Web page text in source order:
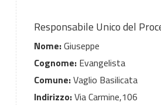
Responsabile Unico del
Nome:Giuseppe
Cognome:Evangelista
Comune:Vaglio Basilicata
Indirizzo:Via Carmine,106